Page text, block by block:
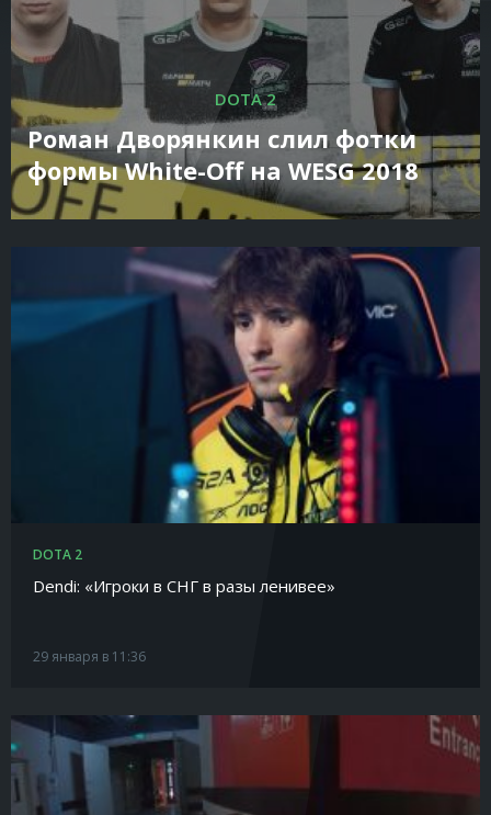
DOTA 2
Роман Дворянкин слил фотки
формы White-Off на WESG 2018
DOTA 2
Dendi: «Игроки в СНГ в разы ленивее»
29 января в 11:36